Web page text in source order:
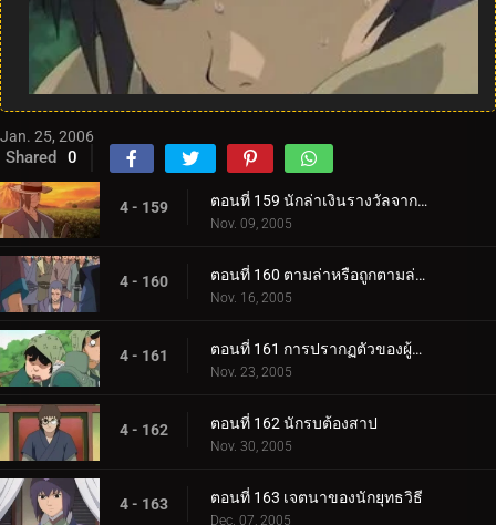
Jan. 25, 2006
Shared 0
4 - 159 ตอนที่ 159 นักล่าเงินรางวัลจากถิ่นทุรกันดาร
Nov. 09, 2005
4 - 160 ตอนที่ 160 ตามล่าหรือถูกตามล่า! การประลองที่ O.K. วัด!
Nov. 16, 2005
4 - 161 ตอนที่ 161 การปรากฏตัวของผู้มาเยือนที่แปลกประหลาด
Nov. 23, 2005
4 - 162 ตอนที่ 162 นักรบต้องสาป
Nov. 30, 2005
4 - 163 ตอนที่ 163 เจตนาของนักยุทธวิธี
Dec. 07, 2005